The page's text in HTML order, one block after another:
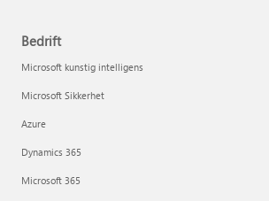
Bedrift
Microsoft kunstig intelligens
Microsoft Sikkerhet
Azure
Dynamics 365
Microsoft 365